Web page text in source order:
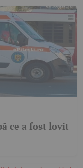
ce a fost lovit